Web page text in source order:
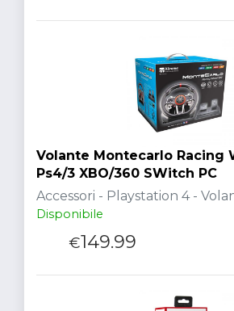
Volante Montecarlo Racing
Ps4/3 XBO/360 SWitch PC
Accessori - Playstation 4 -
Disponibile
€149.99